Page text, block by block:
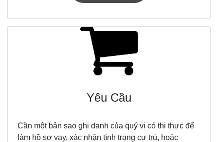
Yêu Cầu
Cần một bản sao ghi danh của quý vị có thị thực để
làm hồ sơ vay, xác nhận tình trạng cư trú, hoặc